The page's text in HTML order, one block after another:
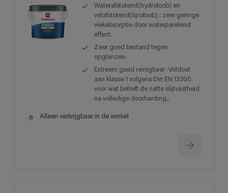
Waterafstotend(hydrofoob) en
vetafstotend(lipofoob) : zeer geringe
vlekabsorptie door waterparelend
effect.
Zeer goed bestand tegen
opglanzen.
Extreem goed reinigbaar -Voldoet
aan klasse 1 volgens Din EN 13300
voor wat betreft de natte slijtvastheid
na volledige doorharding..
Alleen verkrijgbaar in de winkel